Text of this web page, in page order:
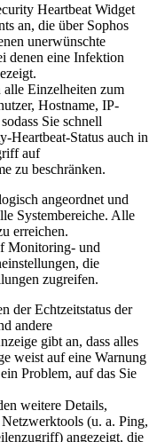
Heartbeat Widget
an, die über Sophos
unerwünschte
denen eine Infektion
Einzelheiten zum
Hostname, IP-
Sie schnell
Heartbeat-Status auch in
auf
zu beschränken.
angeordnet und
Systembereiche. Alle
erreichen.
Monitoring- und
die
zugreifen.
der Echtzeitstatus der
andere
gibt an, dass alles
weist auf eine Warnung
Problem, auf das Sie
weitere Details,
(u. a. Ping,
angezeigt, die